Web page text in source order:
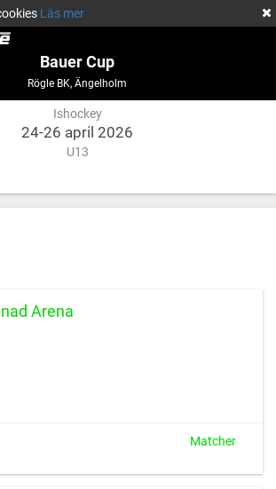
Läs mer
Bauer Cup
Rögle BK, Ishockey
ÄngelholmÄngelholm
Ishockey
24-26 april 2026
U13
Arena
Matcher